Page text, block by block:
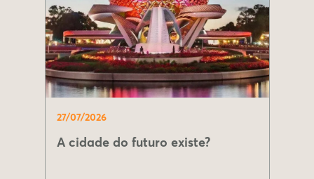
27/07/2026
A cidade do futuro existe?